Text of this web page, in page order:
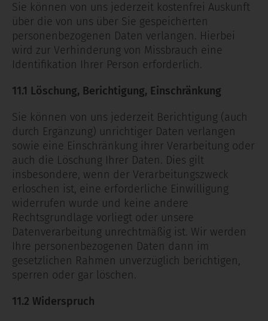
Sie können von uns jederzeit kostenfrei Auskunft
über die von uns über Sie gespeicherten
personenbezogenen Daten verlangen. Hierbei
wird zur Verhinderung von Missbrauch eine
Identifikation Ihrer Person erforderlich.
11.1 Löschung, Berichtigung, Einschränkung
Sie können von uns jederzeit Berichtigung (auch
durch Ergänzung) unrichtiger Daten verlangen
sowie eine Einschränkung ihrer Verarbeitung oder
auch die Löschung Ihrer Daten. Dies gilt
insbesondere, wenn der Verarbeitungszweck
erloschen ist, eine erforderliche Einwilligung
widerrufen wurde und keine andere
Rechtsgrundlage vorliegt oder unsere
Datenverarbeitung unrechtmäßig ist. Wir werden
Ihre personenbezogenen Daten dann im
gesetzlichen Rahmen unverzüglich berichtigen,
sperren oder gar löschen.
11.2 Widerspruch